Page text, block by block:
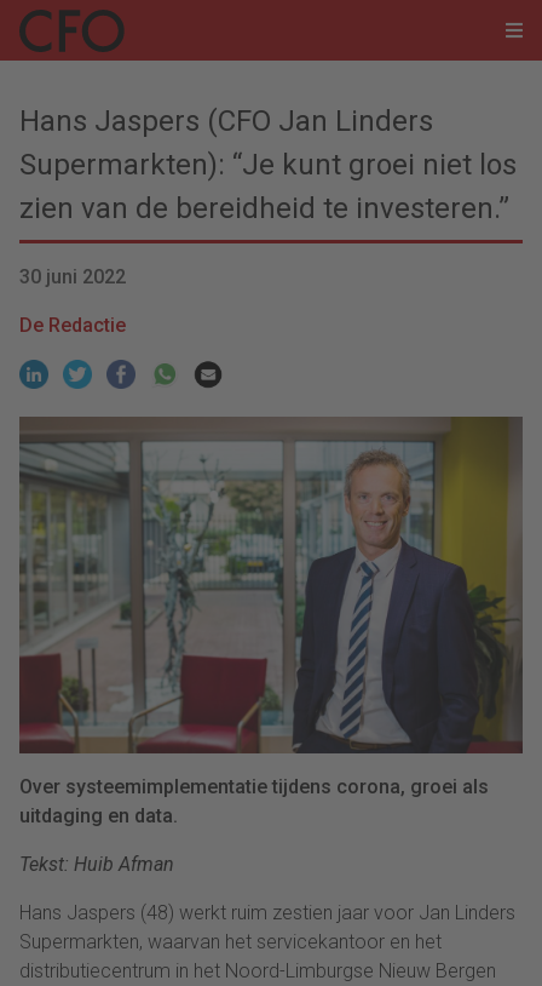
Hans Jaspers (CFO Jan Linders
Supermarkten): “Je kunt groei niet los
zien van de bereidheid te investeren.”
30 juni 2022
De Redactie
Over systeemimplementatie tijdens corona, groei als
uitdaging en data.
Tekst: Huib Afman
Hans Jaspers (48) werkt ruim zestien jaar voor Jan Linders
Supermarkten, waarvan het servicekantoor en het
distributiecentrum in het Noord-Limburgse Nieuw Bergen